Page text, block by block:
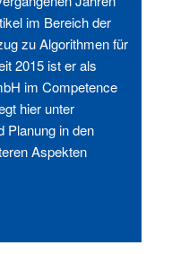
im Bereich der
zu Algorithmen für
2015 ist er als
im Competence
hier unter
Planung in den
Aspekten